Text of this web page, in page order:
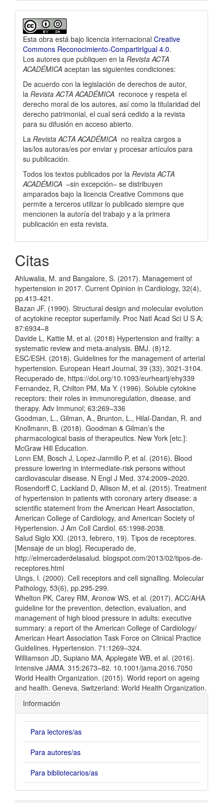
Esta obra está bajo licencia internacional Creative
Commons Reconocimiento-CompartirIgual 4.0.
Los autores que publiquen en la Revista ACTA
ACADÉMICA aceptan las siguientes condiciones:
De acuerdo con la legislación de derechos de autor,
la Revista ACTA ACADÉMICA reconoce y respeta el
derecho moral de los autores, así­ como la titularidad del
derecho patrimonial, el cual será cedido a la revista
para su difusión en acceso abierto.
La Revista ACTA ACADÉMICA no realiza cargos a
las/los autoras/es por enviar y procesar artí­culos para
su publicación.
Todos los textos publicados por la Revista ACTA
ACADÉMICA –sin excepción– se distribuyen
amparados bajo la licencia Creative Commons que
permite a terceros utilizar lo publicado siempre que
mencionen la autorí­a del trabajo y a la primera
publicación en esta revista.
Citas
Ahluwalia, M. and Bangalore, S. (2017). Management of
hypertension in 2017. Current Opinion in Cardiology, 32(4),
pp.413-421.
Bazan JF. (1990). Structural design and molecular evolution
of acytokine receptor superfamily. Proc Natl Acad Sci U S A;
87:6934–8
Davide L, Kattie M, et al. (2018) Hypertension and frailty: a
systematic review and meta-analysis. BMJ. (8)12.
ESC/ESH. (2018). Guidelines for the management of arterial
hypertension. European Heart Journal, 39 (33), 3021-3104.
Recuperado de, https://doi.org/10.1093/eurheartj/ehy339
Fernandez, R, Chilton PM, Ma Y. (1996). Soluble cytokine
receptors: their roles in immunoregulation, disease, and
therapy. Adv Immunol; 63:269–336
Goodman, L., Gilman, A., Brunton, L., Hilal-Dandan, R. and
Knollmann, B. (2018). Goodman & Gilman’s the
pharmacological basis of therapeutics. New York [etc.]:
McGraw Hill Education.
Lonn EM, Bosch J, Lopez-Jarmillo P, et al. (2016). Blood
pressure lowering in intermediate-risk persons without
cardiovascular disease. N Engl J Med. 374:2009–2020.
Rosendorff C, Lackland D, Allison M, et al. (2015). Treatment
of hypertension in patients with coronary artery disease: a
scientific statement from the American Heart Association,
American College of Cardiology, and American Society of
Hypertension. J Am Coll Cardiol. 65:1998-2038.
Salud Siglo XXI. (2013, febrero, 19). Tipos de receptores.
[Mensaje de un blog]. Recuperado de,
http://elmercaderdelasalud. blogspot.com/2013/02/tipos-de-
receptores.html
Uings, I. (2000). Cell receptors and cell signalling. Molecular
Pathology, 53(6), pp.295-299.
Whelton PK, Carey RM, Aronow WS, et al. (2017). ACC/AHA
guideline for the prevention, detection, evaluation, and
management of high blood pressure in adults: executive
summary: a report of the American College of Cardiology/
American Heart Association Task Force on Clinical Practice
Guidelines. Hypertension. 71:1269–324.
Williamson JD, Supiano MA, Applegate WB, et al. (2016).
Intensive JAMA. 315:2673–82. 10.1001/jama.2016.7050
World Health Organization. (2015). World report on ageing
and health. Geneva, Switzerland: World Health Organization.
Información
Para lectores/as
Para autores/as
Para bibliotecarios/as